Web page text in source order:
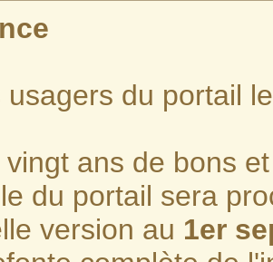
usagers du portail
ans de bons
du portail sera
version au 1er